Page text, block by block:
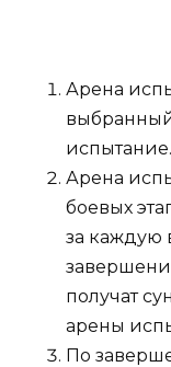
Арена
испытание.
Арена
боевых
за каждую
получат
арены
По